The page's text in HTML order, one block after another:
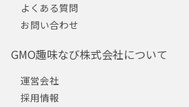
よくある質問
お問い合わせ
GMO趣味なび株式会社について
運営会社
採用情報